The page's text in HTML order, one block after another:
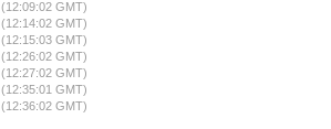
(12:09:02 GMT)
(12:14:02 GMT)
(12:15:03 GMT)
(12:26:02 GMT)
(12:27:02 GMT)
(12:35:01 GMT)
(12:36:02 GMT)